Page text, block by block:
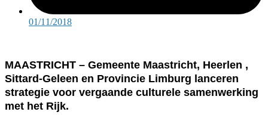
01/11/2018
MAASTRICHT – Gemeente Maastricht, Heerlen ,
Sittard-Geleen en Provincie Limburg lanceren
strategie voor vergaande culturele samenwerking
met het Rijk.